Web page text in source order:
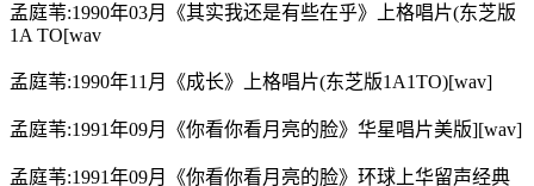
孟庭苇:1990年03月《其实我还是有些在乎》上格唱片(东芝版
1A TO[wav
孟庭苇:1990年11月《成长》上格唱片(东芝版1A1TO)[wav]
孟庭苇:1991年09月《你看你看月亮的脸》华星唱片美版][wav]
孟庭苇:1991年09月《你看你看月亮的脸》环球上华留声经典